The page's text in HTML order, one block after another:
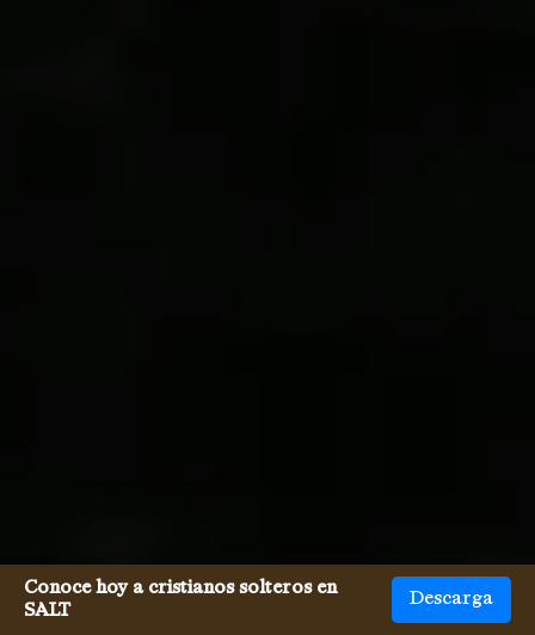
Conoce hoy a cristianos solteros en
SALT
Descarga